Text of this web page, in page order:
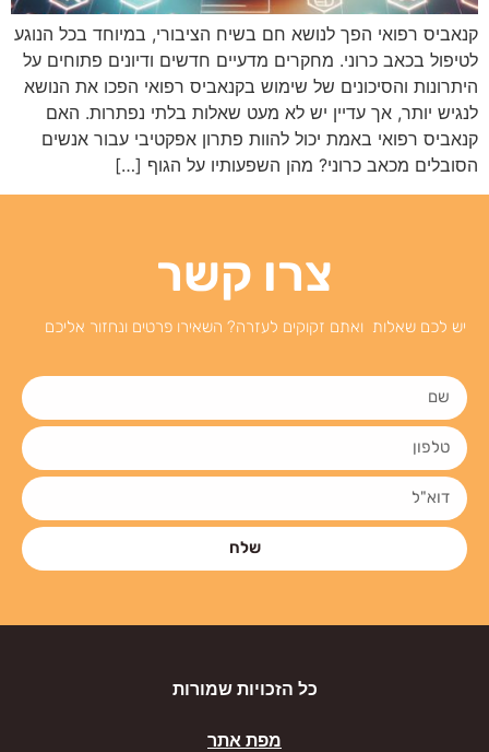
קנאביס רפואי הפך לנושא חם בשיח הציבורי, במיוחד בכל הנוגע
לטיפול בכאב כרוני. מחקרים מדעיים חדשים ודיונים פתוחים על
היתרונות והסיכונים של שימוש בקנאביס רפואי הפכו את הנושא
לנגיש יותר, אך עדיין יש לא מעט שאלות בלתי נפתרות. האם
קנאביס רפואי באמת יכול להוות פתרון אפקטיבי עבור אנשים
הסובלים מכאב כרוני? מהן השפעותיו על הגוף […]
צרו קשר
יש לכם שאלות ואתם זקוקים לעזרה? השאירו פרטים ונחזור אליכם
שלח
כל הזכויות שמורות
מפת אתר